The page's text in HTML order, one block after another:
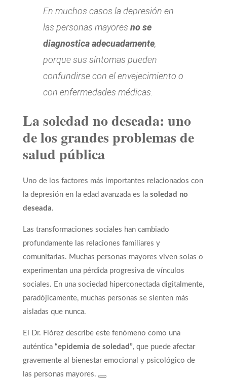
En muchos casos la depresión en
las personas mayores no se
diagnostica adecuadamente,
porque sus síntomas pueden
confundirse con el envejecimiento o
con enfermedades médicas.
La soledad no deseada: uno
de los grandes problemas de
salud pública
Uno de los factores más importantes relacionados con
la depresión en la edad avanzada es la soledad no
deseada.
Las transformaciones sociales han cambiado
profundamente las relaciones familiares y
comunitarias. Muchas personas mayores viven solas o
experimentan una pérdida progresiva de vínculos
sociales. En una sociedad hiperconectada digitalmente,
paradójicamente, muchas personas se sienten más
aisladas que nunca.
El Dr. Flórez describe este fenómeno como una
auténtica “epidemia de soledad”, que puede afectar
gravemente al bienestar emocional y psicológico de
las personas mayores.